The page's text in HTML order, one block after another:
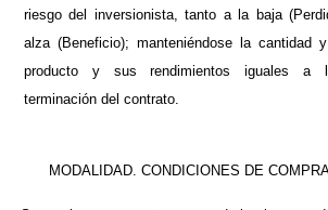
riesgo del inversionista, tanto a la baja
alza (Beneficio); manteniéndose la cantidad
producto y sus rendimientos iguales a
terminación del contrato.
MODALIDAD. CONDICIONES DE